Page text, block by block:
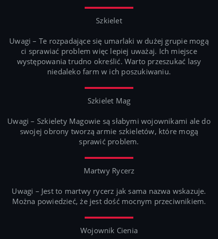
Szkielet
Uwagi – Te rozpadające się umarlaki w dużej grupie mogą
ci sprawiać problem więc lepiej uważaj. Ich miejsce
występowania trudno określić. Warto przeszukać lasy
niedaleko farm w ich poszukiwaniu.
Szkielet Mag
Uwagi – Szkielety Magowie są słabymi wojownikami ale do
swojej obrony tworzą armie szkieletów, które mogą
sprawić problem.
Martwy Rycerz
Uwagi – Jest to martwy rycerz jak sama nazwa wskazuje.
Można powiedzieć, że jest dość mocnym przeciwnikiem.
Wojownik Cienia